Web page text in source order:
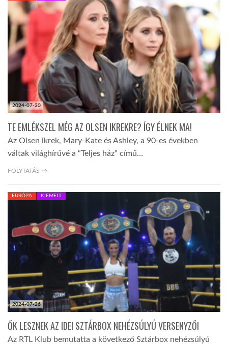
KÖZEL-KELET
AUSZTRÁLIA
A VILÁG ITTHON
GLOBOTV BP
TROPICALMAGAZIN
AFRIKA TUDÁSTÁR
2024-07-30
TE EMLÉKSZEL MÉG AZ OLSEN IKREKRE? ÍGY ÉLNEK MA!
Az Olsen ikrek, Mary-Kate és Ashley, a 90-es években
váltak világhírűvé a “Teljes ház” című…
FOLYTATÁS →
2024-07-26
EURÓPA KIEMELT
ŐK LESZNEK AZ IDEI SZTÁRBOX NEHÉZSÚLYÚ VERSENYZŐI
Az RTL Klub bemutatta a következő Sztárbox nehézsúlyú